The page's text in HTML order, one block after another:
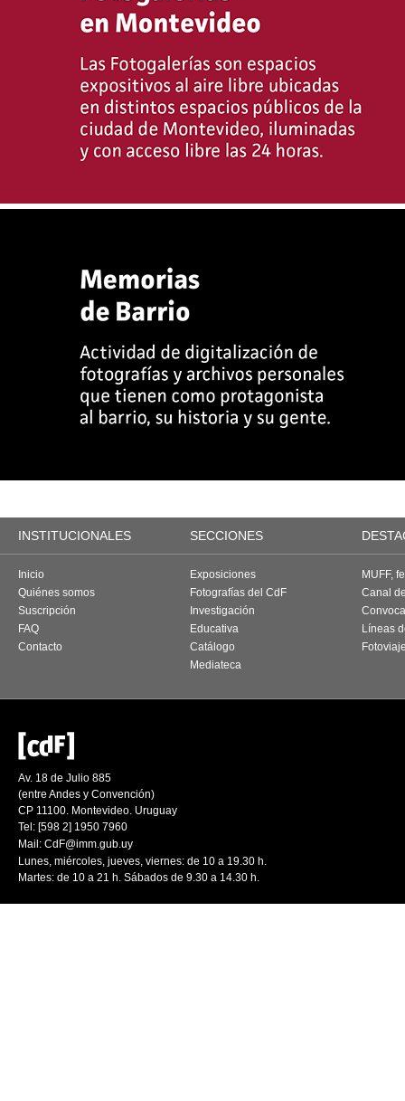
INSTITUCIONALES SECCIONES
Inicio
Quiénes somos
Suscripción
FAQ
Contacto
Exposiciones
Fotografías del CdF
Investigación
Educativa
Catálogo
Mediateca
MUFF,
Canal
Líneas
Av. 18 de Julio 885
(entre Andes y Convención)
CP 11100. Montevideo. Uruguay
Tel: [598 2] 1950 7960
Mail: CdF@imm.gub.uy
Lunes, miércoles, jueves, viernes: de 10 a 19.30 h.
Martes: de 10 a 21 h. Sábados de 9.30 a 14.30 h.